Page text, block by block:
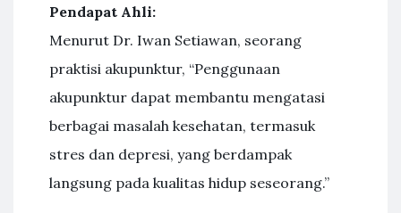
Pendapat Ahli:
Menurut Dr. Iwan Setiawan, seorang
praktisi akupunktur, “Penggunaan
akupunktur dapat membantu mengatasi
berbagai masalah kesehatan, termasuk
stres dan depresi, yang berdampak
langsung pada kualitas hidup seseorang.”